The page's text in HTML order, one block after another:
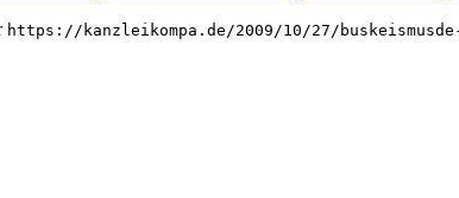
https://kanzleikompa.de/2009/10/27/